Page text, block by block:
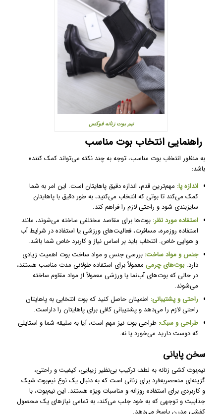
نیم بوت زنانه فوکس
راهنمایی انتخاب بوت مناسب
به منظور انتخاب بوت مناسب، توجه به چند نکته می‌تواند کمک کننده
باشد:
اندازه پا: مهم‌ترین قدم، اندازه دقیق پاهایتان است. این امر به شما
کمک می‌کند تا بوتی که انتخاب می‌کنید، به طور دقیق با پاهایتان
سایزبندی شود و راحتی لازم را فراهم کند.
استفاده مورد نظر: بوت‌ها برای مقاصد مختلفی ساخته می‌شوند، مانند
استفاده روزمره، مسافرت، فعالیت‌های ورزشی یا استفاده در شرایط آب
و هوایی خاص. انتخاب باید بر اساس نیاز و کاربرد خاص شما باشد.
جنس و مواد ساخت: بررسی جنس و مواد ساخت بوت اهمیت زیادی
دارد. بوت‌های چرمی معمولاً برای استفاده طولانی مدت مناسب هستند،
در حالی که بوت‌های آب‌نما یا ورزشی معمولاً از مواد مقاوم ساخته
می‌شوند.
راحتی و پشتیبانی: اطمینان حاصل کنید که بوت انتخابی به پاهایتان
راحتی لازم را می‌دهد و پشتیبانی کافی برای پاهایتان را داراست.
طراحی و سبک: طراحی بوت نیز مهم است، آیا به سلیقه شما و استایلی
که دوست دارید می‌خورد یا نه.
سخن پایانی
نیم‌بوت کشی زنانه به لطف ترکیب بی‌نظیر زیبایی، کیفیت و راحتی،
گزینه‌ای منحصربه‌فرد برای زنانی است که به دنبال یک نوع نیم‌بوت شیک
و کاربردی برای استفاده روزانه و مناسبات ویژه هستند. این نیم‌بوت، با
جذابیت و توجهی که به خود جلب می‌کند، به تمامی نیازهای یک محصول
کفشی مدرن پاسخ می‌دهد.